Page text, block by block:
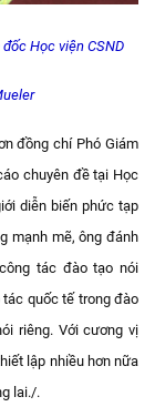
Học viện CSND
đồng chí Phó Giám
chuyên đề tại Học
diễn biến phức tạp
mạnh mẽ, ông đánh
tác đào tạo nói
quốc tế trong đào
riêng. Với cương vị
lập nhiều hơn nữa
lai./.